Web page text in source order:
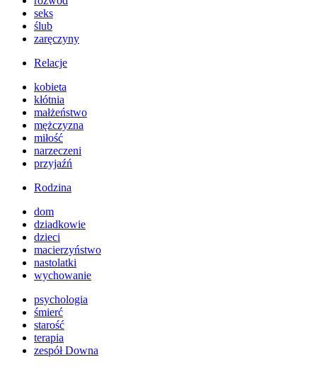
seks
ślub
zaręczyny
Relacje
kobieta
kłótnia
małżeństwo
mężczyzna
miłość
narzeczeni
przyjaźń
Rodzina
dom
dziadkowie
dzieci
macierzyństwo
nastolatki
wychowanie
psychologia
śmierć
starość
terapia
zespół Downa